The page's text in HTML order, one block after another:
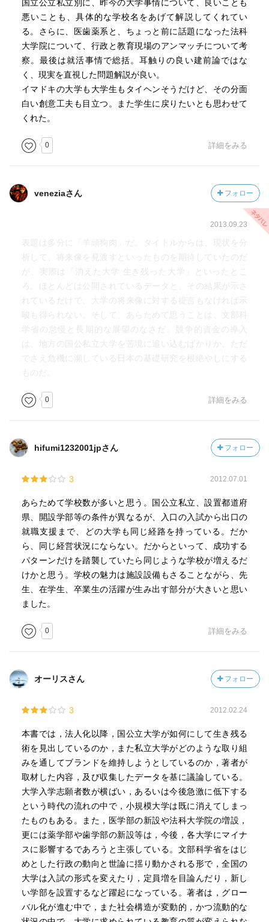
国立公立私立別に、昨今の大学事情について、良いことも
悪いことも、具体的な学校名をあげて解説してくれてい
る。さらに、医歯薬系と、ちょっと前に話題になった法科
大学院について、行政と教育現場のアンマッチについて考
察。最後は就活事情で総括。耳触りの良い建前論ではな
く、現実を直視した問題解説が良い。
イマドキの大学も大学生もタイヘンそうだけど、その分面
白い創意工夫も目立つ。また学生に戻りたいとも思わせて
くれた。
0 詳細をみる
veneziaさん フォロー
2013.09.23
表題は多分に「羊頭狗肉」だ。タイトルからは、現状を分
析して、将来像を見渡すといったものを期待していたのだ
が、実際は『消えた大学 生き残った大学』といったとこ
ろ。ほとんどは公開されているデータと、その結果が示さ
れているだけで、大学の将来像に対する提言もなければ示
唆も得られない。そして、あらためて思うことは、文部科
学省の怠慢と長期的な展望のなさだ。競争的資金の導入
は、地方の国公私立大学を苦境に追い込むばかりか、ただ
でさえ危機に瀕している日本の基礎研究を根絶やしにする
ものだ。
0 詳細をみる
hifumi1232001jpさん フォロー
3 2012.07.01
あらためて学校数が多いと思う。国公立私立、設置都道府
県、開設学部等の条件が異なるが、入口の入試から出口の
就職支援まで、どの大学も同じ経路を持っている。だか
ら、同じ経営状況にならない。だからといって、成功する
パターンだけを踏襲していたら同じような学校が増えるだ
けかと思う。学校の魅力は施設設備もさることながら、先
生、在学生、卒業生の活躍が生み出す部分が大きいと思い
ました。
0 詳細をみる
オーリスさん フォロー
3 2012.02.24
本書では，法人化以降，国公立大学が如何にして生き残る
術を見出しているのか，また私立大学がどのような取り組
みを通してブランドを維持しようとしているのか，著者が
取材した内容，及び収集したデータを基に議論している。
大学入学志願者数が横ばい，あるいは今後急激に低下する
という時代の流れの中で，小規模大学は既に消えてしまっ
たものもある。また，医学部の新設や法科大学院の増設，
更には薬学部や歯学部の新設等は，今後，各大学にマイナ
スに影響するであろうと主張している。文部科学省をはじ
めとした行政の動向と世論に揺り動かされる形で，全国の
大学は入試の形式を変えたり，定員増を目論んだり，新し
い学部を設置するなど躍起になっている。著者は，グロー
バル化が進む中で，また社会構造が変動的，かつ流動的な